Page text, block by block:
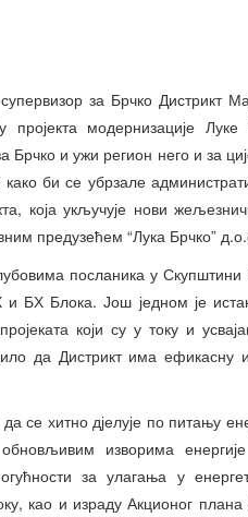
за Брчко Дистрикт
пројекта модернизације
Брчко и ужи регион него и за
би се убрзале
која укључује нови
предузећем “Лука Брчко”
посланика у
Блока. Још једном је
који су у току и
да Дистрикт има ефикасну
се хитно дјелује по питању
изворима
за улагања у
као и израду Акционог